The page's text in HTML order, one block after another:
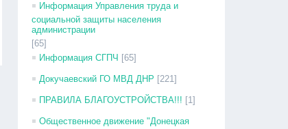
Информация Управления труда и
социальной защиты населения
администрации
[65]
Информация СГПЧ [65]
Докучаевский ГО МВД ДНР [221]
ПРАВИЛА БЛАГОУСТРОЙСТВА!!! [1]
Общественное движение "Донецкая